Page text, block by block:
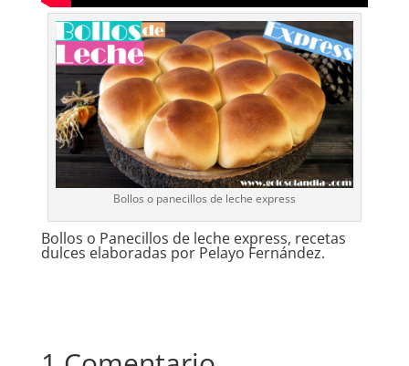
Bollos o panecillos de leche express
Bollos o Panecillos de leche express, recetas
dulces elaboradas por Pelayo Fernández.